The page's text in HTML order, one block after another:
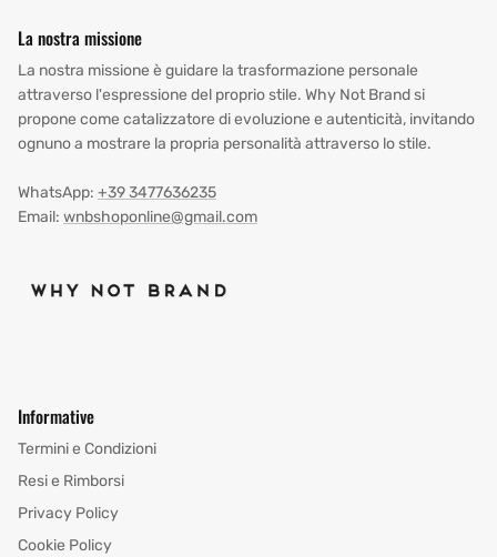
La nostra missione
La nostra missione è guidare la trasformazione personale
attraverso l'espressione del proprio stile. Why Not Brand si
propone come catalizzatore di evoluzione e autenticità, invitando
ognuno a mostrare la propria personalità attraverso lo stile.
WhatsApp: +39 3477636235
Email: wnbshoponline@gmail.com
Informative
Termini e Condizioni
Resi e Rimborsi
Privacy Policy
Cookie Policy